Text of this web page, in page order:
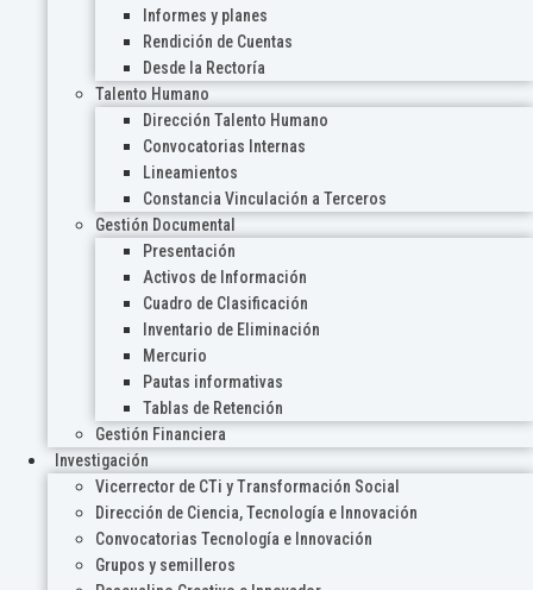
Informes y planes
Rendición de Cuentas
Desde la Rectoría
Talento Humano
Dirección Talento Humano
Convocatorias Internas
Lineamientos
Constancia Vinculación a Terceros
Gestión Documental
Presentación
Activos de Información
Cuadro de Clasificación
Inventario de Eliminación
Mercurio
Pautas informativas
Tablas de Retención
Gestión Financiera
Investigación
Vicerrector de CTi y Transformación Social
Dirección de Ciencia, Tecnología e Innovación
Convocatorias Tecnología e Innovación
Grupos y semilleros